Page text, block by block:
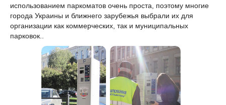
использованием паркоматов очень проста, поэтому многие
города Украины и ближнего зарубежья выбрали их для
организации как коммерческих, так и муниципальных
парковок..